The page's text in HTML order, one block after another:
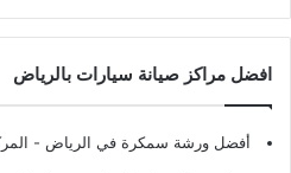
افضل مراكز صيانة سيارات بالرياض
أفضل ورشة سمكرة في الرياض -